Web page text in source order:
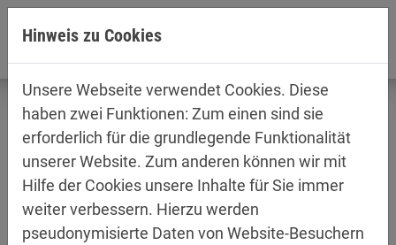
Direkt zur Hauptnavigation springen
Direkt zum Inhalt springen
Produktinformationen /
Sicherheitsdatenblätter
Industry
Hinweis zu Cookies
Unsere Webseite verwendet Cookies. Diese
haben zwei Funktionen: Zum einen sind sie
erforderlich für die grundlegende Funktionalität
unserer Website. Zum anderen können wir mit
Hilfe der Cookies unsere Inhalte für Sie immer
weiter verbessern. Hierzu werden
pseudonymisierte Daten von Website-Besuchern